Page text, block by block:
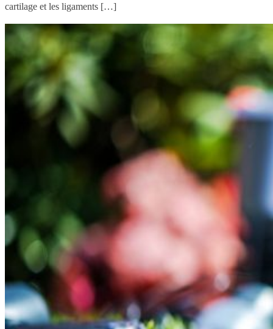
cartilage et les ligaments […]